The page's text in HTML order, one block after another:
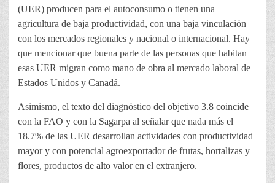
(UER) producen para el autoconsumo o tienen una
agricultura de baja productividad, con una baja vinculación
con los mercados regionales y nacional o internacional. Hay
que mencionar que buena parte de las personas que habitan
esas UER migran como mano de obra al mercado laboral de
Estados Unidos y Canadá.
Asimismo, el texto del diagnóstico del objetivo 3.8 coincide
con la FAO y con la Sagarpa al señalar que nada más el
18.7% de las UER desarrollan actividades con productividad
mayor y con potencial agroexportador de frutas, hortalizas y
flores, productos de alto valor en el extranjero.